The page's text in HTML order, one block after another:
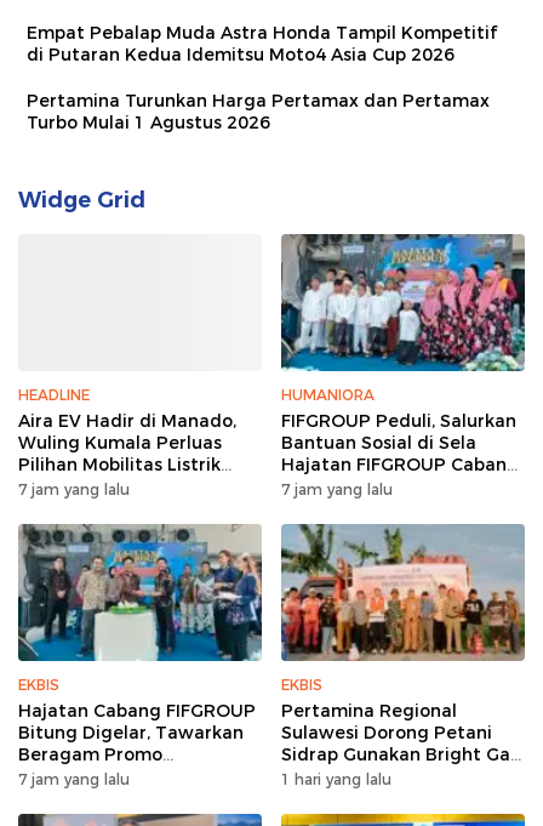
Empat Pebalap Muda Astra Honda Tampil Kompetitif
di Putaran Kedua Idemitsu Moto4 Asia Cup 2026
Pertamina Turunkan Harga Pertamax dan Pertamax
Turbo Mulai 1 Agustus 2026
Widge Grid
HEADLINE
Aira EV Hadir di Manado,
Wuling Kumala Perluas
Pilihan Mobilitas Listrik
untuk Masyarakat Sulawesi
7 jam yang lalu
HUMANIORA
FIFGROUP Peduli, Salurkan
Bantuan Sosial di Sela
Hajatan FIFGROUP Cabang
Bitung
7 jam yang lalu
EKBIS
Hajatan Cabang FIFGROUP
Bitung Digelar, Tawarkan
Beragam Promo
Pembiayaan untuk Warga
7 jam yang lalu
EKBIS
Pertamina Regional
Sulawesi Dorong Petani
Sidrap Gunakan Bright Gas
untuk Pompa Irigasi
1 hari yang lalu